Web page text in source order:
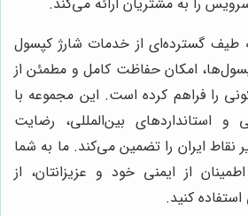
طیف گسترده‌ای از خدمات شارژ کپسول
امکان حفاظت کامل و مطمئن از
را فراهم کرده است. این مجموعه با
و استانداردهای بین‌المللی، رضایت
نقاط ایران را تضمین می‌کند. ما به شما
از ایمنی خود و عزیزانتان، از
استفاده کنید.